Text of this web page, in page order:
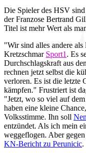
Die Spieler des HSV
der Franzose Bertrand
Titel ist mehr Wert als
"Wir sind alles andere
Kretzschmar Sport1 . Es
Durchschlagskraft aus
rechnen jetzt selbst die
verloren. Es ist die letzte
kämpfen." Frustriert ist
"Jetzt, wo so viel auf
haben eine kleine
Volksstimme. Ihn soll
entzündet. Als ich mein
weggeflogen. Aber
KN-Bericht zu Perunicic.